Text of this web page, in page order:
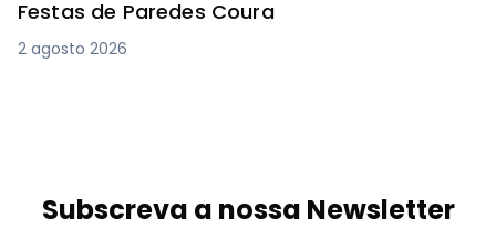
Festas de Paredes Coura
2 agosto 2026
Subscreva a nossa Newsletter